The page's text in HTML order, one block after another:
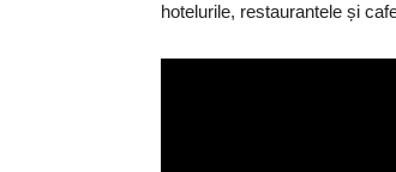
hotelurile, restaurantele și